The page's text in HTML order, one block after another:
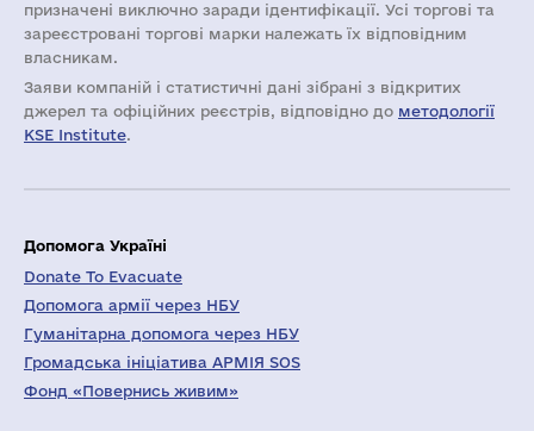
призначені виключно заради ідентифікації. Усі торгові та
зареєстровані торгові марки належать їх відповідним
власникам.
Заяви компаній i статистичні дані зібрані з відкритих
джерел та офіційних реєстрів, відповідно до методології
KSE Institute.
Допомога Україні
Donate To Evacuate
Допомога армії через НБУ
Гуманітарна допомога через НБУ
Громадська ініціатива АРМІЯ SOS
Фонд «Повернись живим»